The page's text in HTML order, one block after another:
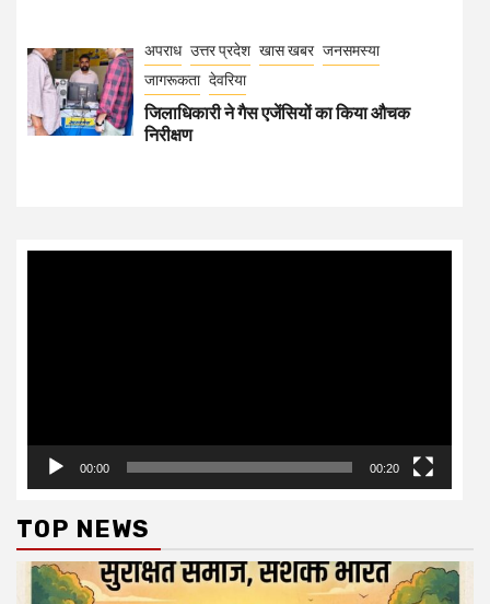
अपराध उत्तर प्रदेश खास खबर जनसमस्या
जागरूकता देवरिया
जिलाधिकारी ने गैस एजेंसियों का किया औचक
निरीक्षण
00:00 00:20
TOP NEWS